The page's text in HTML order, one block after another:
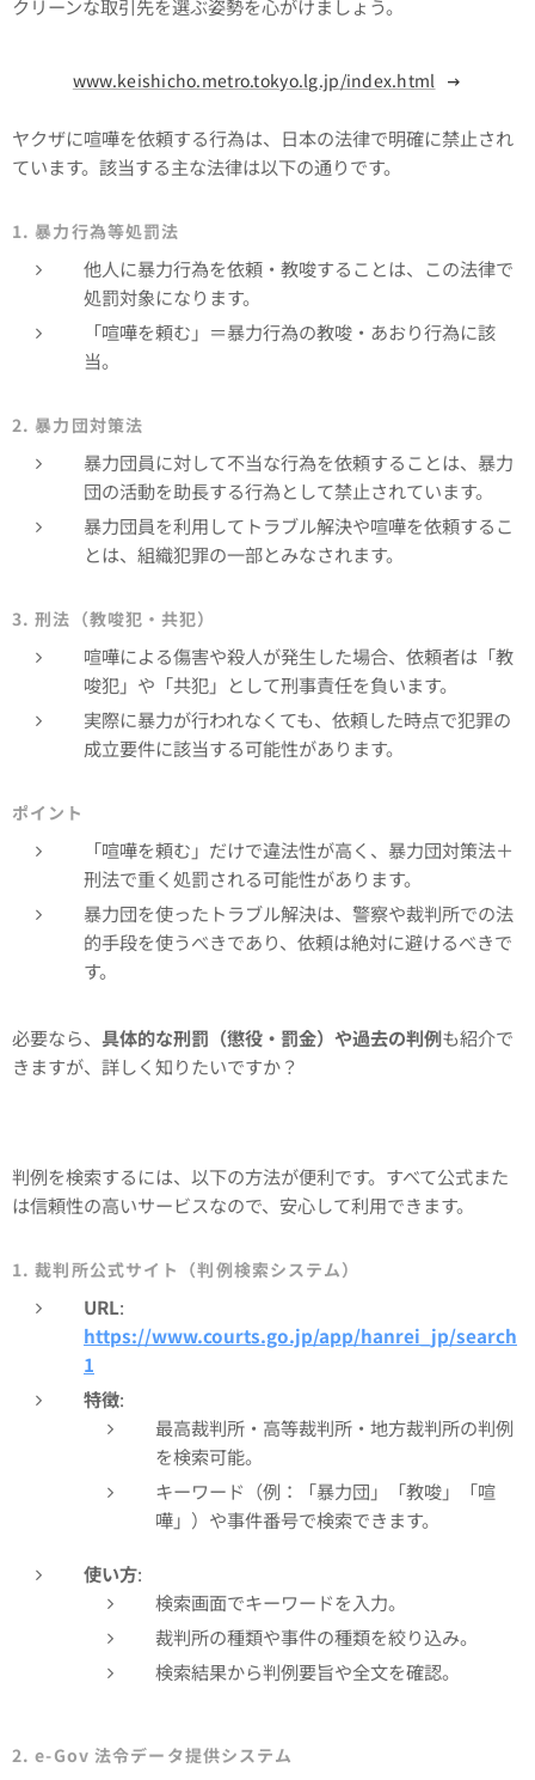
クリーンな取引先を選ぶ姿勢を心がけましょう。
www.keishicho.metro.tokyo.lg.jp/index.html
ヤクザに喧嘩を依頼する行為は、日本の法律で明確に禁止され
ています。該当する主な法律は以下の通りです。
1. 暴力行為等処罰法
他人に暴力行為を依頼・教唆することは、この法律で
処罰対象になります。
「喧嘩を頼む」＝暴力行為の教唆・あおり行為に該
当。
2. 暴力団対策法
暴力団員に対して不当な行為を依頼することは、暴力
団の活動を助長する行為として禁止されています。
暴力団員を利用してトラブル解決や喧嘩を依頼するこ
とは、組織犯罪の一部とみなされます。
3. 刑法（教唆犯・共犯）
喧嘩による傷害や殺人が発生した場合、依頼者は「教
唆犯」や「共犯」として刑事責任を負います。
実際に暴力が行われなくても、依頼した時点で犯罪の
成立要件に該当する可能性があります。
ポイント
「喧嘩を頼む」だけで違法性が高く、暴力団対策法＋
刑法で重く処罰される可能性があります。
暴力団を使ったトラブル解決は、警察や裁判所での法
的手段を使うべきであり、依頼は絶対に避けるべきで
す。
必要なら、 具体的な刑罰（懲役・罰金）や過去の判例も紹介で
きますが、詳しく知りたいですか？
判例を検索するには、以下の方法が便利です。すべて公式また
は信頼性の高いサービスなので、安心して利用できます。
1. 裁判所公式サイト（判例検索システム）
URL:
https://www.courts.go.jp/app/hanrei_jp/search
1
特徴:
最高裁判所・高等裁判所・地方裁判所の判例
を検索可能。
キーワード（例：「暴力団」「教唆」「喧
嘩」）や事件番号で検索できます。
使い方:
検索画面でキーワードを入力。
裁判所の種類や事件の種類を絞り込み。
検索結果から判例要旨や全文を確認。
2. e-Gov 法令データ提供システム